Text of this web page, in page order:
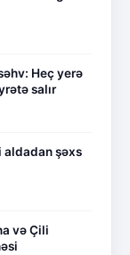
Heç yerə
salır
aldadan şəxs
və Çili